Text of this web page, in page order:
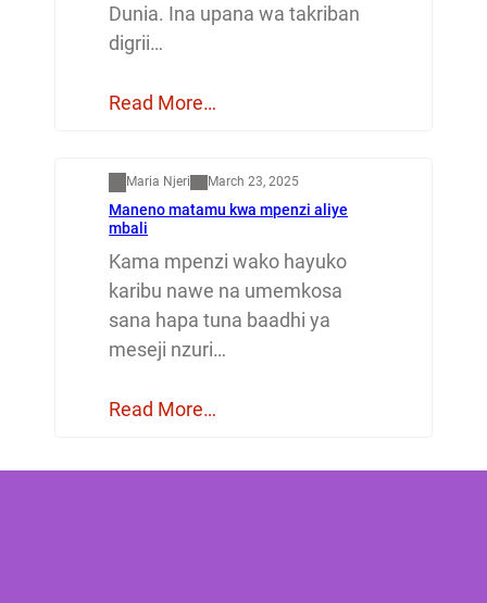
Dunia. Ina upana wa takriban
digrii…
Read More…
Maria Njeri March 23, 2025
Maneno matamu kwa mpenzi aliye
mbali
Kama mpenzi wako hayuko
karibu nawe na umemkosa
sana hapa tuna baadhi ya
meseji nzuri…
Read More…